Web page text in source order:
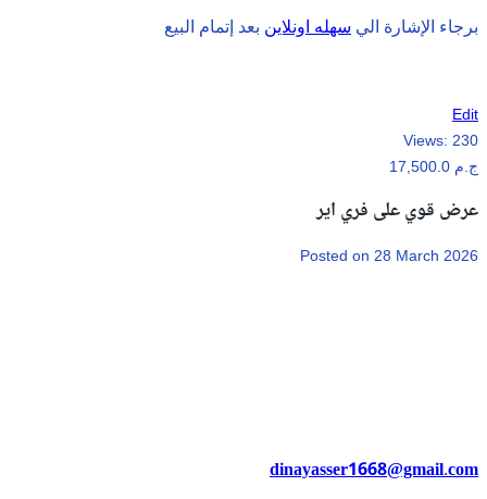
برجاء الإشارة الي سهله اونلاين بعد إتمام البيع
Edit
Views: 230
17,500.0 ج.م
عرض قوي على فري اير
Posted on 28 March 2026
dinayasser1668@gmail.com